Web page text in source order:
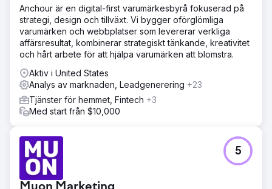
Anchour är en digital-first varumärkesbyrå fokuserad på
strategi, design och tillväxt. Vi bygger oförglömliga
varumärken och webbplatser som levererar verkliga
affärsresultat, kombinerar strategiskt tänkande, kreativitet
och hårt arbete för att hjälpa varumärken att blomstra.
Aktiv i United States
Analys av marknaden, Leadgenerering +23
Tjänster för hemmet, Fintech +3
Med start från $10,000
5